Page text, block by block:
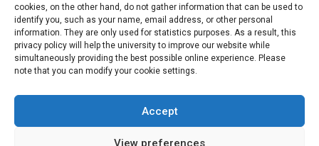
cookies, on the other hand, do not gather information that can be used to
identify you, such as your name, email address, or other personal
information. They are only used for statistics purposes. As a result, this
privacy policy will help the university to improve our website while
simultaneously providing the best possible online experience. Please
note that you can modify your cookie settings.
Accept
View preferences
Copyright © 2026 #Anatomy SC Mahidol #Anatomy MUSC
#Department of Anatomy, Faculty of Science, Mahidol University.
All Rights Reserved.